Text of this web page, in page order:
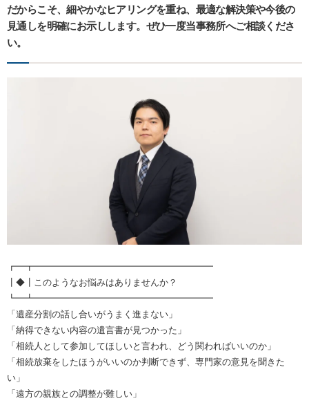
だからこそ、細やかなヒアリングを重ね、最適な解決策や今後の
見通しを明確にお示しします。ぜひ一度当事務所へご相談くださ
い。
┏━┳━━━━━━━━━━━━━━━━━━━━
┃◆┃このようなお悩みはありませんか？
┗━┻━━━━━━━━━━━━━━━━━━━━
「遺産分割の話し合いがうまく進まない」
「納得できない内容の遺言書が見つかった」
「相続人として参加してほしいと言われ、どう関わればいいのか」
「相続放棄をしたほうがいいのか判断できず、専門家の意見を聞きた
い」
「遠方の親族との調整が難しい」